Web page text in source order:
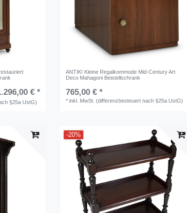
€ *
§25a UstG)
ANTIK! Kleine Regalkommode Mid-Century Art
Deco Mahagoni Beistellschrank
765,00 € *
*inkl. MwSt. (differenzbesteuert nach §25a UstG)
-20%